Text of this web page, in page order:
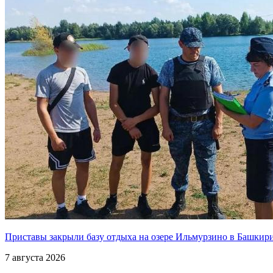
Приставы закрыли базу отдыха на озере Ильмурзино в
7 августа 2026